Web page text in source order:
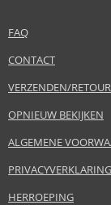
FAQ
CONTACT
VERZENDEN/
OPNIEUW BEKIJKEN
ALGEMENE
PRIVACYVERKLARING
HERROEPING